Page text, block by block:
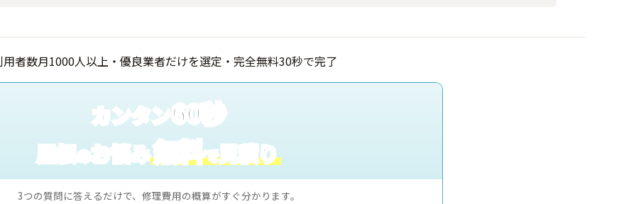
カンタン60秒
屋根のお悩み無料で見積り
3つの質問に答えるだけで、修理費用の概算がすぐ分かります。